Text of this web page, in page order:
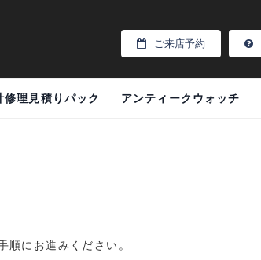
ご来店予約
修理見積りパック アンティークウォッチ
にお進みください。